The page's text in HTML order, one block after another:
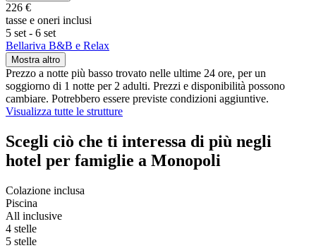
226 €
tasse e oneri inclusi
5 set - 6 set
Bellariva B&B e Relax
Mostra altro
Prezzo a notte più basso trovato nelle ultime 24 ore, per un
soggiorno di 1 notte per 2 adulti. Prezzi e disponibilità possono
cambiare. Potrebbero essere previste condizioni aggiuntive.
Visualizza tutte le strutture
Scegli ciò che ti interessa di più negli
hotel per famiglie a Monopoli
Colazione inclusa
Piscina
All inclusive
4 stelle
5 stelle